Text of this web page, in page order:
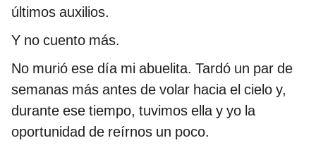
últimos auxilios.
Y no cuento más.
No murió ese día mi abuelita. Tardó un par de
semanas más antes de volar hacia el cielo y,
durante ese tiempo, tuvimos ella y yo la
oportunidad de reírnos un poco.